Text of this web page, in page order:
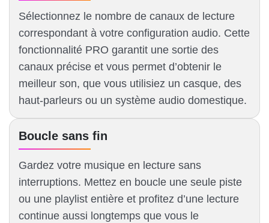
Sélectionnez le nombre de canaux de lecture
correspondant à votre configuration audio. Cette
fonctionnalité PRO garantit une sortie des
canaux précise et vous permet d’obtenir le
meilleur son, que vous utilisiez un casque, des
haut-parleurs ou un système audio domestique.
Boucle sans fin
Gardez votre musique en lecture sans
interruptions. Mettez en boucle une seule piste
ou une playlist entière et profitez d’une lecture
continue aussi longtemps que vous le